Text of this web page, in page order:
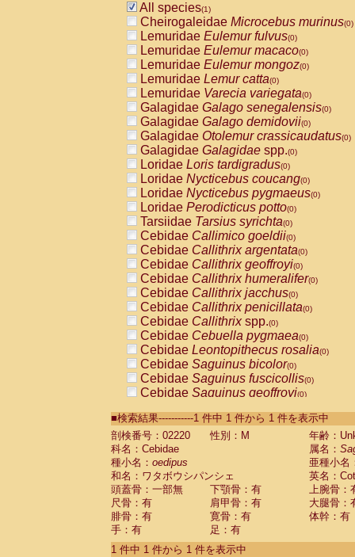
All species(1)
Cheirogaleidae Microcebus murinus(0)
Lemuridae Eulemur fulvus(0)
Lemuridae Eulemur macaco(0)
Lemuridae Eulemur mongoz(0)
Lemuridae Lemur catta(0)
Lemuridae Varecia variegata(0)
Galagidae Galago senegalensis(0)
Galagidae Galago demidovii(0)
Galagidae Otolemur crassicaudatus(0)
Galagidae Galagidae spp.(0)
Loridae Loris tardigradus(0)
Loridae Nycticebus coucang(0)
Loridae Nycticebus pygmaeus(0)
Loridae Perodicticus potto(0)
Tarsiidae Tarsius syrichta(0)
Cebidae Callimico goeldii(0)
Cebidae Callithrix argentata(0)
Cebidae Callithrix geoffroyi(0)
Cebidae Callithrix humeralifer(0)
Cebidae Callithrix jacchus(0)
Cebidae Callithrix penicillata(0)
Cebidae Callithrixspp.(0)
Cebidae Cebuella pygmaea(0)
Cebidae Leontopithecus rosalia(0)
Cebidae Saguinus bicolor(0)
Cebidae Saguinus fuscicollis(0)
Cebidae Saguinus geoffroyi(0)
CebidaeSaguinus labiatus(0)
Cebidae Saguinus leucopus (0)
Cebidae
Cebidae
CebidaeSaguinus nigricollis (0)
Cebidae Saguinus oedipus
Cebidae Saguinus weddelli
Cebidae Saguinusspp.
Cebidae Aotus trivirgatus
Cebidae Cebus albifrons
■検索結果-----------1 件中 1 件から 1 件を表示中
剖検番号：02220
性別：M
年齢：
科名：Cebidae
属名：
種小名： oedipus
亜種小名
和名：ワタボウシパンシェ
英名：
頭蓋骨：一部無
下顎骨：有
上腕骨：
尺骨：有
肩甲骨：有
大腿骨：
腓骨：有
寛骨：有
体幹：有
手：有
足：有
1 件中 1 件から 1 件を表示中